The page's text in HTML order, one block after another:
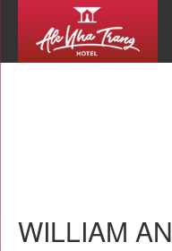
WILLIAM